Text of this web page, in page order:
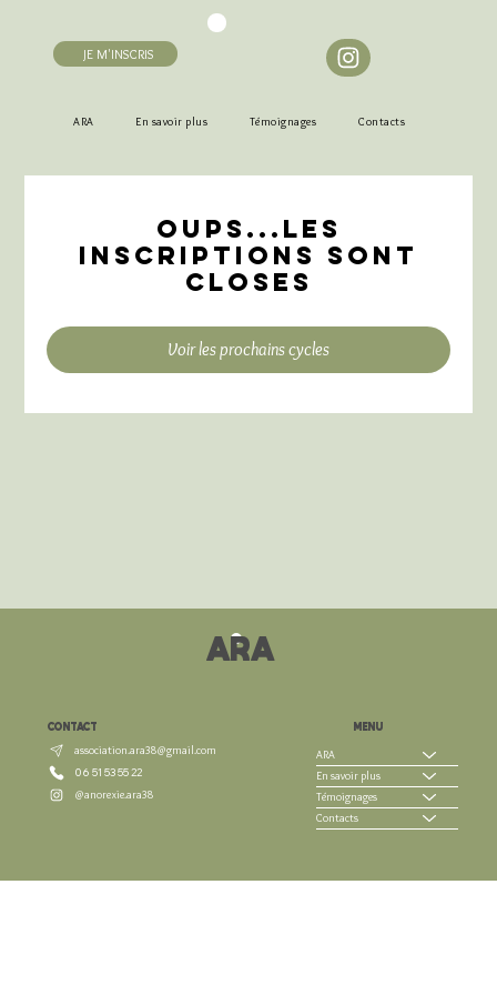
ARA En savoir plus Témoignages Contacts
JE M'INSCRIS
Oups...Les
inscriptions sont
closes
Voir les prochains cycles
@anorexie.ara38
06 51 53 55 22
association.ara38@gmail.com
CONTACT
ARA
MENU
ARA
En savoir plus
Témoignages
Contacts